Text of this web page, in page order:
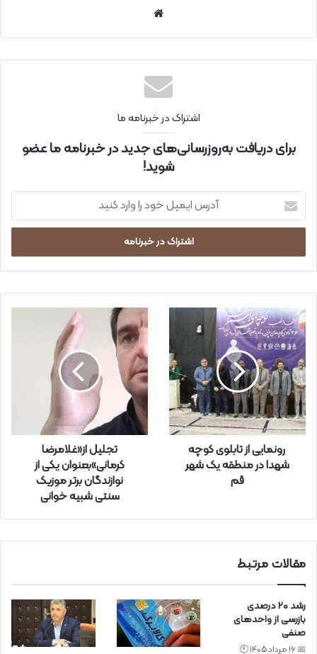
نتی
اشتراک در خبرنامه ما
برای دریافت به‌روزرسانی‌های جدید در خبرنامه ما عضو
شوید!
ر
ا
ی
ل
خ
و
د
ر
ا
و
ا
ر
رونمایی از تابلوی کوچه
شهدا در منطقه یک شهر
قم
تجلیل از«غلامرضا
کرمانی»بعنوان یکی از
نوازندگان برتر موزیک
سنتی شبیه خوانی
مقالات مرتبط
رشد ۲۰ درصدی
بازرسی‌ از واحد‌های
صنفی
📅 16 مرداد 1405 🕙